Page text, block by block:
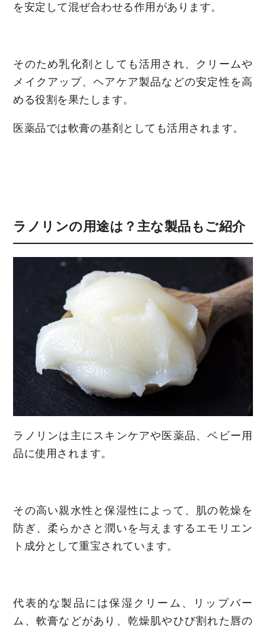
を安定して混ぜ合わせる作用があります。
そのため乳化剤としても活用され、クリームや
メイクアップ、ヘアケア製品などの安定性を高
める役割を果たします。
医薬品では軟膏の基剤としても活用されます。
ラノリンの用途は？主な製品もご紹介
ラノリンは主にスキンケアや医薬品、ベビー用
品に使用されます。
その高い親水性と保湿性によって、肌の乾燥を
防ぎ、柔らかさと潤いを与えまするエモリエン
ト成分として重宝されています。
代表的な製品には保湿クリーム、リップバー
ム、軟膏などがあり、乾燥肌やひび割れた唇の